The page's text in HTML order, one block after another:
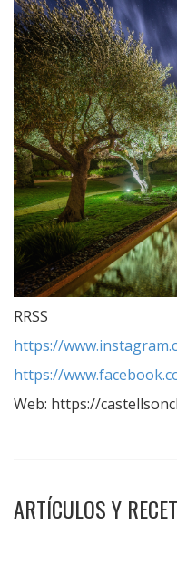
RRSS
https://
https://
Web: https://
ARTÍCULOS Y